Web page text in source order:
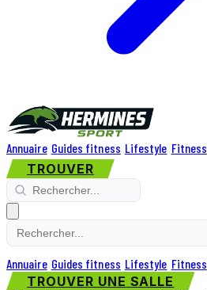
Annuaire Guides fitness Lifestyle Fitness
TROUVER
Annuaire Guides fitness Lifestyle Fitness
TROUVER UNE SALLE